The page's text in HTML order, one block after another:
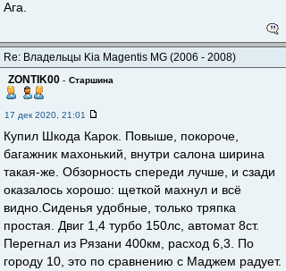
Ага.
Re: Владельцы Kia Magentis MG (2006 - 2008)
ZONTIK00 - Старшина
17 дек 2020, 21:01
Купил Шкода Карок. Повыше, покороче,
багажник махонький, внутри салона ширина
такая-же. Обзорность спереди лучше, и сзади
оказалось хорошо: щеткой махнул и всё
видно.Сиденья удобные, только тряпка
простая. Двиг 1,4 турбо 150лс, автомат 8ст.
Перегнал из Рязани 400км, расход 6,3. По
городу 10, это по сравнению с Маджем радует.